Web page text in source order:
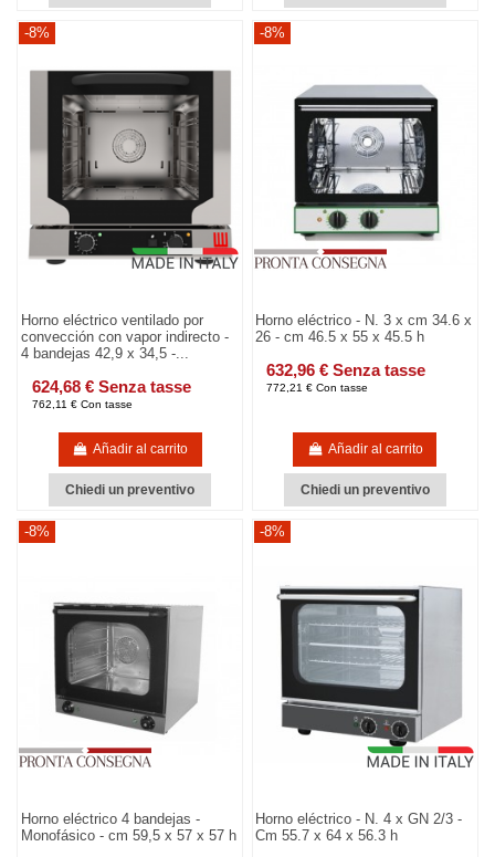
-8%
Horno eléctrico ventilado por
convección con vapor indirecto -
4 bandejas 42,9 x 34,5 -...
624,68 € Senza tasse
762,11 € Con tasse
Añadir al carrito
Chiedi un preventivo
-8%
Horno eléctrico - N. 3 x cm 34.6 x
26 - cm 46.5 x 55 x 45.5 h
632,96 € Senza tasse
772,21 € Con tasse
Añadir al carrito
Chiedi un preventivo
-8%
Horno eléctrico 4 bandejas -
Monofásico - cm 59,5 x 57 x 57 h
-8%
Horno eléctrico - N. 4 x GN 2/3 -
Cm 55.7 x 64 x 56.3 h